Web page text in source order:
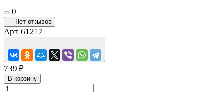
0
Нет отзывов
Арт. 61217
739 ₽
В корзину